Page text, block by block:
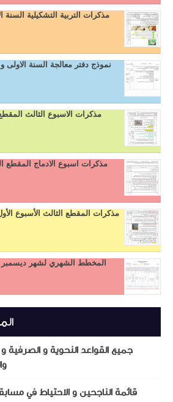
مذكرات التربية التشكيلية السنة
نموذج دفتر معالجة السنة الاولى و
مذكرات الاسبوع الثالث
مذكرات اسبوع الادماج المقطع
مذكرات المقطع الثالث الأسبوع
المخطط الشهري لشهر ديسمبر
جميع القواعد النحوية و الصرفية و